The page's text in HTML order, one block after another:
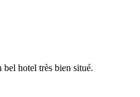
hotel très bien situé.